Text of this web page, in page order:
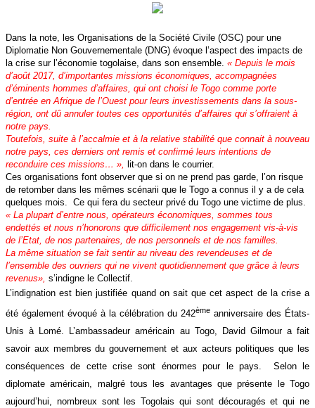
Dans la note, les Organisations de la Société Civile (OSC) pour une
Diplomatie Non Gouvernementale (DNG) évoque l’aspect des impacts de
la crise sur l’économie togolaise, dans son ensemble. « Depuis le mois
d’août 2017, d’importantes missions économiques, accompagnées
d’éminents hommes d’affaires, qui ont choisi le Togo comme porte
d’entrée en Afrique de l’Ouest pour leurs investissements dans la sous-
région, ont dû annuler toutes ces opportunités d’affaires qui s’offraient à
notre pays.
Toutefois, suite à l’accalmie et à la relative stabilité que connait à nouveau
notre pays, ces derniers ont remis et confirmé leurs intentions de
reconduire ces missions… »,
lit-on dans le courrier.
Ces organisations font observer que si on ne prend pas garde, l’on risque
de retomber dans les mêmes scénarii que le Togo a connus il y a de cela
quelques mois.
Ce qui fera du secteur privé du Togo une victime de plus.
« La plupart d’entre nous, opérateurs économiques, sommes tous
endettés et nous n’honorons que difficilement nos engagement vis-à-vis
de l’Etat, de nos partenaires, de nos personnels et de nos familles.
La même situation se fait sentir au niveau des revendeuses et de
l’ensemble des ouvriers qui ne vivent quotidiennement que grâce à leurs
revenus», s’indigne le Collectif.
L’indignation est bien justifiée quand on sait que cet aspect de la crise a
été également évoqué à la célébration du 242ème anniversaire des États-
Unis à Lomé. L’ambassadeur américain au Togo, David Gilmour a fait
savoir aux membres du gouvernement et aux acteurs politiques que les
conséquences de cette crise sont énormes pour le pays.
Selon le
diplomate américain, malgré tous les avantages que présente le Togo
aujourd’hui, nombreux sont les Togolais qui sont découragés et qui ne